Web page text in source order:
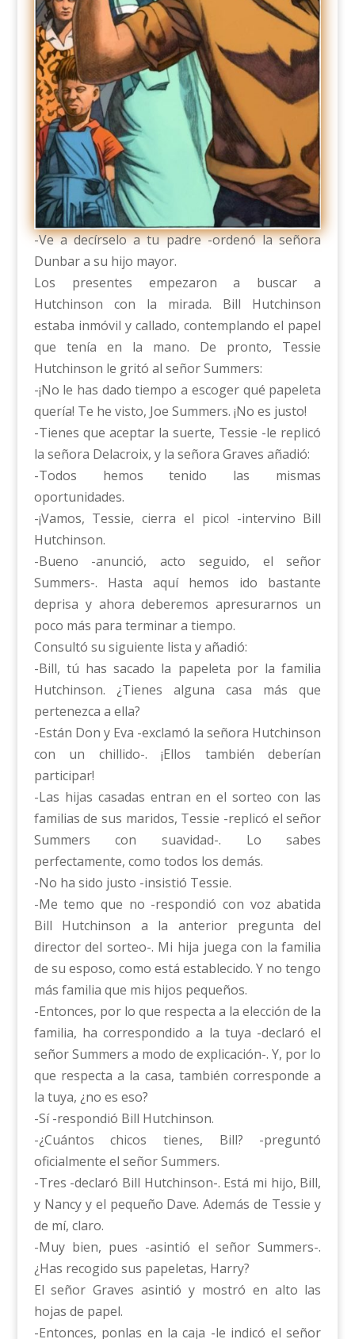
-Ve a decírselo a tu padre -ordenó la señora
Dunbar a su hijo mayor.
Los presentes empezaron a buscar a
Hutchinson con la mirada. Bill Hutchinson
estaba inmóvil y callado, contemplando el papel
que tenía en la mano. De pronto, Tessie
Hutchinson le gritó al señor Summers:
-¡No le has dado tiempo a escoger qué papeleta
quería! Te he visto, Joe Summers. ¡No es justo!
-Tienes que aceptar la suerte, Tessie -le replicó
la señora Delacroix, y la señora Graves añadió:
-Todos hemos tenido las mismas
oportunidades.
-¡Vamos, Tessie, cierra el pico! -intervino Bill
Hutchinson.
-Bueno -anunció, acto seguido, el señor
Summers-. Hasta aquí hemos ido bastante
deprisa y ahora deberemos apresurarnos un
poco más para terminar a tiempo.
Consultó su siguiente lista y añadió:
-Bill, tú has sacado la papeleta por la familia
Hutchinson. ¿Tienes alguna casa más que
pertenezca a ella?
-Están Don y Eva -exclamó la señora Hutchinson
con un chillido-. ¡Ellos también deberían
participar!
-Las hijas casadas entran en el sorteo con las
familias de sus maridos, Tessie -replicó el señor
Summers con suavidad-. Lo sabes
perfectamente, como todos los demás.
-No ha sido justo -insistió Tessie.
-Me temo que no -respondió con voz abatida
Bill Hutchinson a la anterior pregunta del
director del sorteo-. Mi hija juega con la familia
de su esposo, como está establecido. Y no tengo
más familia que mis hijos pequeños.
-Entonces, por lo que respecta a la elección de la
familia, ha correspondido a la tuya -declaró el
señor Summers a modo de explicación-. Y, por lo
que respecta a la casa, también corresponde a
la tuya, ¿no es eso?
-Sí -respondió Bill Hutchinson.
-¿Cuántos chicos tienes, Bill? -preguntó
oficialmente el señor Summers.
-Tres -declaró Bill Hutchinson-. Está mi hijo, Bill,
y Nancy y el pequeño Dave. Además de Tessie y
de mí, claro.
-Muy bien, pues -asintió el señor Summers-.
¿Has recogido sus papeletas, Harry?
El señor Graves asintió y mostró en alto las
hojas de papel.
-Entonces, ponlas en la caja -le indicó el señor